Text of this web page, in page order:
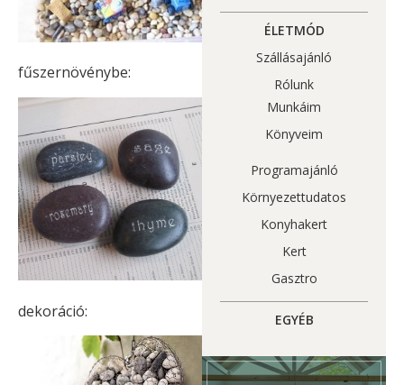
fűszernövénybe:
dekoráció:
ÉLETMÓD
Szállásajánló
Rólunk
Munkáim
Könyveim
Programajánló
Környezettudatos
Konyhakert
Kert
Gasztro
EGYÉB